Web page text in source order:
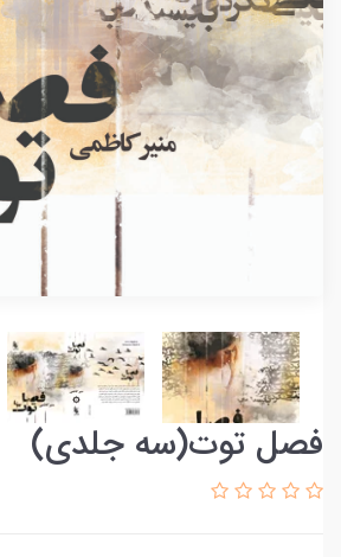
فصل توت(سه جلدی)